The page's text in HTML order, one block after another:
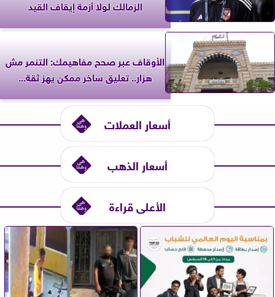
الزمالك لولا أزمة إيقاف القيد
الأوقاف عبر صحح مفاهيمك: التنمر مش
هزار.. تعليق ساخر ممكن يهز ثقة...
أسعار العملات
أسعار الذهب
الأعلى قراءة